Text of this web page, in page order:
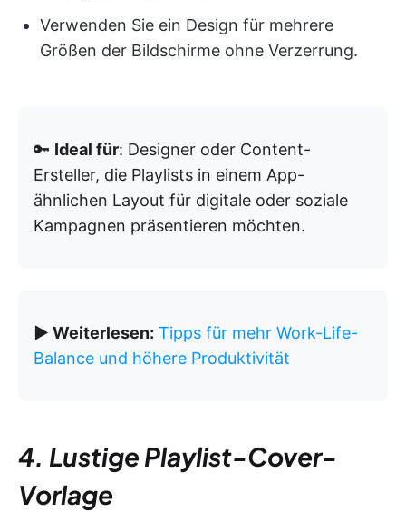
Verwenden Sie ein Design für mehrere
Größen der Bildschirme ohne Verzerrung.
🔑 Ideal für: Designer oder Content-
Ersteller, die Playlists in einem App-
ähnlichen Layout für digitale oder soziale
Kampagnen präsentieren möchten.
▶️ Weiterlesen: Tipps für mehr Work-Life-
Balance und höhere Produktivität
4. Lustige Playlist-Cover-
Vorlage